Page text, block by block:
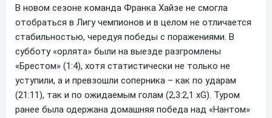
В новом сезоне команда Франка Хайзе не смогла
отобраться в Лигу чемпионов и в целом не отличается
стабильностью, чередуя победы с поражениями. В
субботу «орлята» были на выезде разгромлены
«Брестом» (1:4), хотя статистически не только не
уступили, а и превзошли соперника – как по ударам
(21:11), так и по ожидаемым голам (2,3:2,1 xG). Туром
ранее была одержана домашняя победа над «Нантом»